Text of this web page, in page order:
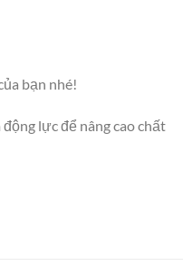
bạn nhé!
lực để nâng cao chất